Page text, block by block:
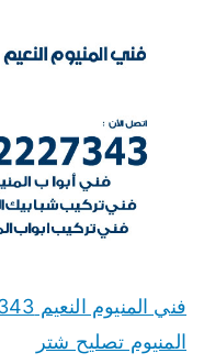
المنيوم تصليح شتر